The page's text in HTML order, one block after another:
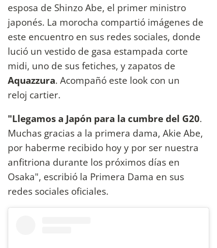
esposa de Shinzo Abe, el primer ministro
japonés. La morocha compartió imágenes de
este encuentro en sus redes sociales, donde
lució un vestido de gasa estampada corte
midi, uno de sus fetiches, y zapatos de
Aquazzura. Acompañó este look con un
reloj cartier.
"Llegamos a Japón para la cumbre del G20.
Muchas gracias a la primera dama, Akie Abe,
por haberme recibido hoy y por ser nuestra
anfitriona durante los próximos días en
Osaka", escribió la Primera Dama en sus
redes sociales oficiales.